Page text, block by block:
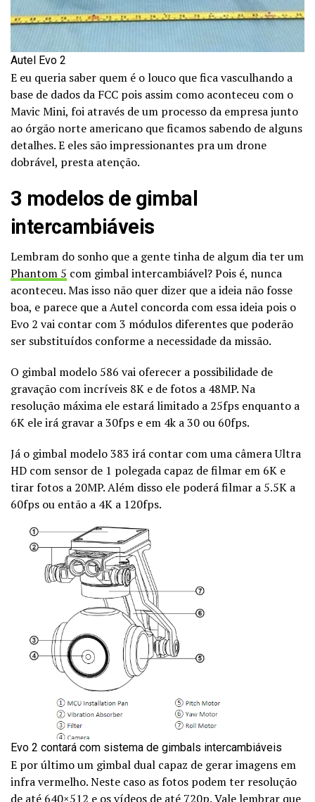
Autel Evo 2
E eu queria saber quem é o louco que fica vasculhando a
base de dados da FCC pois assim como aconteceu com o
Mavic Mini, foi através de um processo da empresa junto
ao órgão norte americano que ficamos sabendo de alguns
detalhes. E eles são impressionantes pra um drone
dobrável, presta atenção.
3 modelos de gimbal
intercambiáveis
Lembram do sonho que a gente tinha de algum dia ter um
Phantom 5 com gimbal intercambiável? Pois é, nunca
aconteceu. Mas isso não quer dizer que a ideia não fosse
boa, e parece que a Autel concorda com essa ideia pois o
Evo 2 vai contar com 3 módulos diferentes que poderão
ser substituídos conforme a necessidade da missão.
O gimbal modelo 586 vai oferecer a possibilidade de
gravação com incríveis 8K e de fotos a 48MP. Na
resolução máxima ele estará limitado a 25fps enquanto a
6K ele irá gravar a 30fps e em 4k a 30 ou 60fps.
Já o gimbal modelo 383 irá contar com uma câmera Ultra
HD com sensor de 1 polegada capaz de filmar em 6K e
tirar fotos a 20MP. Além disso ele poderá filmar a 5.5K a
60fps ou então a 4K a 120fps.
Evo 2 contará com sistema de gimbals intercambiáveis
E por último um gimbal dual capaz de gerar imagens em
infra vermelho. Neste caso as fotos podem ter resolução
de até 640×512 e os vídeos de até 720p. Vale lembrar que